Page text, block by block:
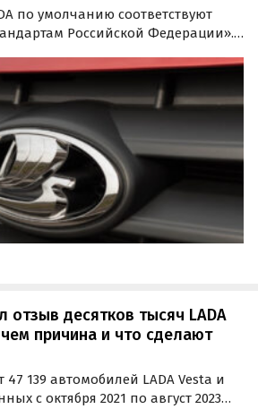
по умолчанию соответствуют
Российской Федерации».
«АвтоВАЗа» в официальной
в соцсети «ВКонтакте».
отзыв десятков тысяч LADA
причина и что сделают
47 139 автомобилей LADA Vesta и
с октября 2021 по август 2023